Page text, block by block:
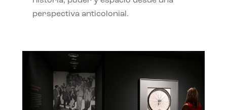
perspectiva anticolonial.